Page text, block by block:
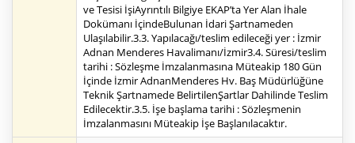
ve Tesisi İşiAyrıntılı Bilgiye EKAP’ta Yer Alan İhale
Dokümanı İçindeBulunan İdari Şartnameden
Ulaşılabilir.3.3. Yapılacağı/teslim edileceği yer : İzmir
Adnan Menderes Havalimanı/İzmir3.4. Süresi/teslim
tarihi : Sözleşme İmzalanmasına Müteakip 180 Gün
İçinde İzmir AdnanMenderes Hv. Baş Müdürlüğüne
Teknik Şartnamede BelirtilenŞartlar Dahilinde Teslim
Edilecektir.3.5. İşe başlama tarihi : Sözleşmenin
İmzalanmasını Müteakip İşe Başlanılacaktır.